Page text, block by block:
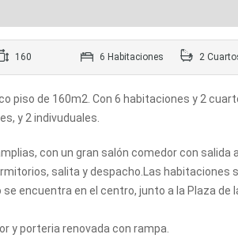
160 6 Habitaciones 2
piso de 160m2. Con 6 habitaciones y 2
y 2 indivuduales.
con un gran salón comedor con
salita y despacho.Las habitaciones
se encuentra en el centro, junto a la Plaza
y porteria renovada con rampa.